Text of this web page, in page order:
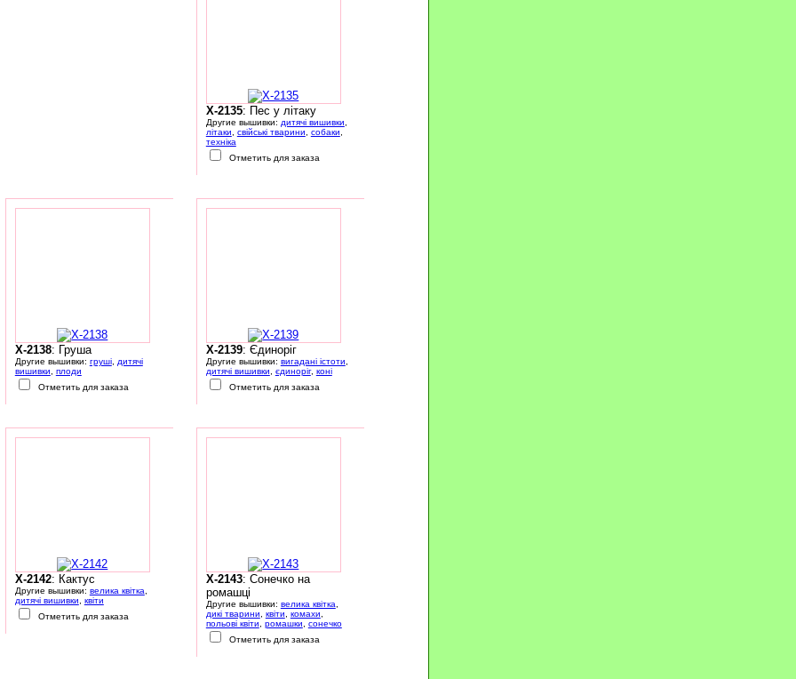
X-2135: Пес у літаку
Другие вышивки: дитячі вишивки
літаки
свійські тварини собаки
техніка
Отметить для заказа
X-2138: Груша
Другие вышивки: груші,
дитячі
вишивки
плоди
Отметить для заказа
X-2139: Єдиноріг
Другие вышивки: вигадані істоти
дитячі вишивки
єдиноріг, коні
Отметить для заказа
X-2142: Кактус
Другие вышивки: велика квітка
дитячі вишивки
квіти
Отметить для заказа
X-2143: Сонечко на
ромашці
Другие вышивки: велика квітка
дикі тварини
квіти комахи
польові квіти
ромашки
сонечко
Отметить для заказа